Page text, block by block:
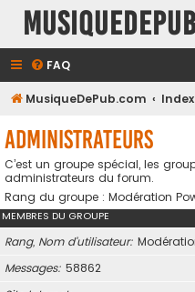
FAQ
MusiqueDePub.com
Administrateurs
C’est un groupe spécial, les
administrateurs du forum.
Rang du groupe : Modération
MEMBRES DU GROUPE
Rang, Nom d’utilisateur
Messages 58862